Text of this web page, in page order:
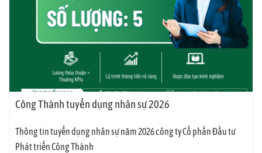
Công Thành tuyển dụng nhân sự 2026
Thông tin tuyển dụng nhân sự năm 2026 công ty Cổ phần Đầu tư
Phát triển Công Thành